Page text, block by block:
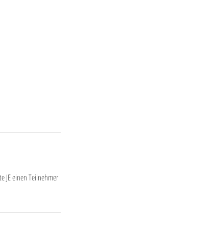
JE einen Teilnehmer